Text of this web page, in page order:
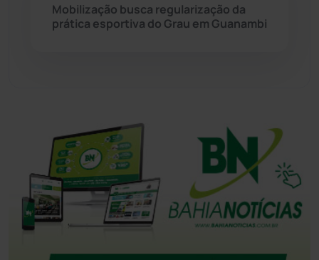
Mobilização busca regularização da
prática esportiva do Grau em Guanambi